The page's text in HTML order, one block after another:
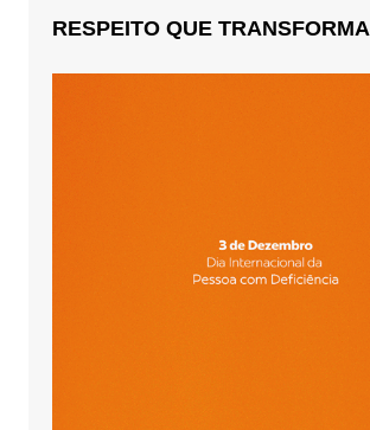
RESPEITO QUE TRANSFORMA